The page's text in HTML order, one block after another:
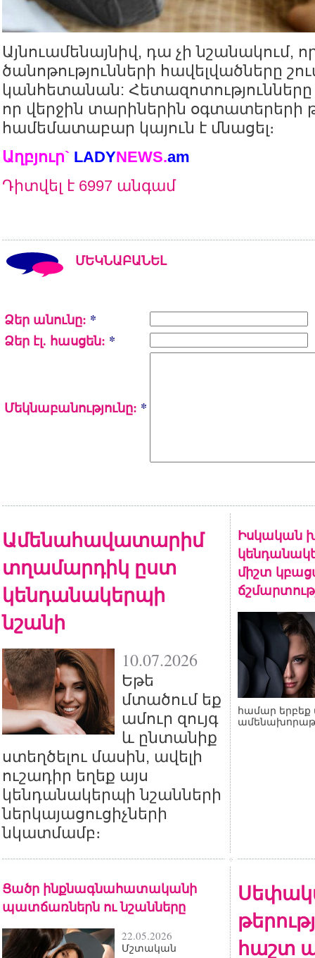
Այնուամենայնիվ, դա չի նշանակում,
ծանոթությունների հավելվածները
կանհետանան: Հետազոտությունները
որ վերջին տարիներին օգտատերերի
համեմատաբար կայուն է մնացել։
Աղբյուր` LADYNEWS.am
Դիտվել է 6997 անգամ
ՄԵԿՆԱԲԱՆԵԼ
Ձեր անունը: *
Ձեր էլ. հասցեն: *
Մեկնաբանությունը: *
Ամենահավատարիմ
տղամարդիկ ըստ
կենդանակերպի
նշանի
10.07.2026
Եթե
մտածում եք
ամուր զույգ
և ընտանիք
ստեղծելու մասին, ավելի
ուշադիր եղեք այս
կենդանակերպի նշանների
ներկայացուցիչների
նկատմամբ։
Իսկական
միշտ
համար երբեք
Ցածր ինքնագնահատականի
պատճառներն ու նշանները
22.05.2026
Մշտական
հաշտ